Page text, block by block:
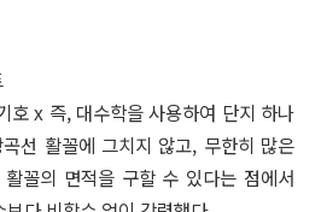
호 x 즉, 대수학을 사용하여 단지 하나
선 활꼴에 그치지 않고, 무한히 많은
꼴의 면적을 구할 수 있다는 점에서